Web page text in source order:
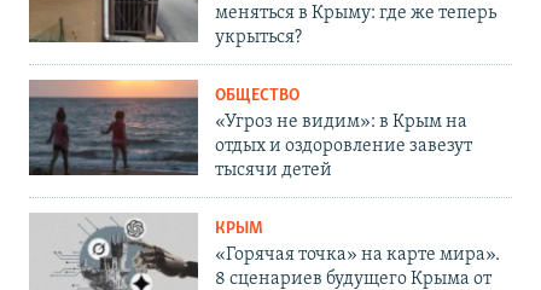
меняться в Крыму: где же теперь
укрыться?
ОБЩЕСТВО
«Угроз не видим»: в Крым на
отдых и оздоровление завезут
тысячи детей
КРЫМ
«Горячая точка» на карте мира».
8 сценариев будущего Крыма от